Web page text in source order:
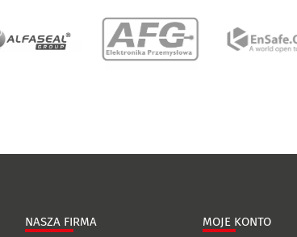
NASZA FIRMA MOJE KONTO